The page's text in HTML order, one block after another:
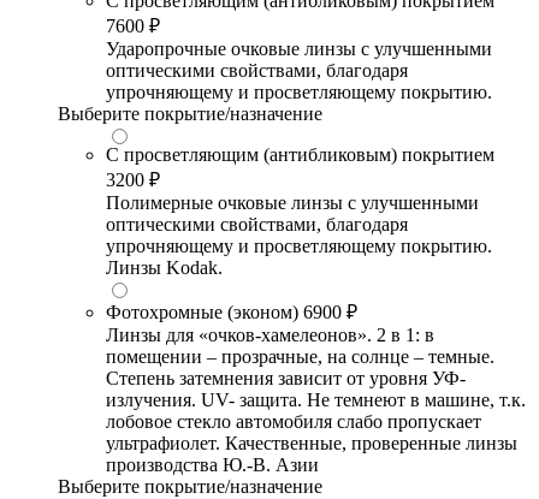
7600 ₽
Ударопрочные очковые линзы с улучшенными
оптическими свойствами, благодаря
упрочняющему и просветляющему покрытию.
Выберите покрытие/назначение
С просветляющим (антибликовым) покрытием
3200 ₽
Полимерные очковые линзы с улучшенными
оптическими свойствами, благодаря
упрочняющему и просветляющему покрытию.
Линзы Kodak.
Фотохромные (эконом) 6900 ₽
Линзы для «очков-хамелеонов». 2 в 1: в
помещении – прозрачные, на солнце – темные.
Степень затемнения зависит от уровня УФ-
излучения. UV- защита. Не темнеют в машине, т.к.
лобовое стекло автомобиля слабо пропускает
ультрафиолет. Качественные, проверенные линзы
производства Ю.-В. Азии
Выберите покрытие/назначение